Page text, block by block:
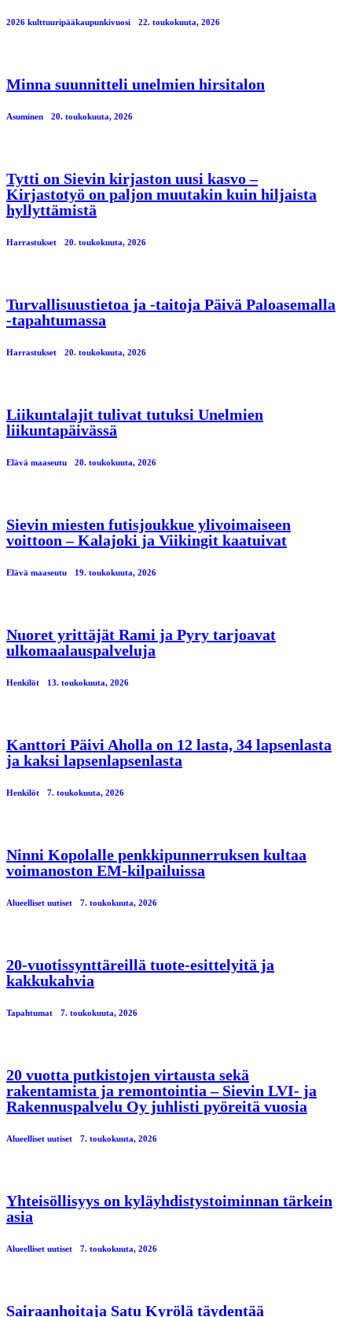
2026 kulttuuripääkaupunkivuosi 22. toukokuuta, 2026
Minna suunnitteli unelmien hirsitalon
Asuminen 20. toukokuuta, 2026
Tytti on Sievin kirjaston uusi kasvo –
Kirjastotyö on paljon muutakin kuin hiljaista
hyllyttämistä
Harrastukset 20. toukokuuta, 2026
Turvallisuustietoa ja -taitoja Päivä Paloasemalla
-tapahtumassa
Harrastukset 20. toukokuuta, 2026
Liikuntalajit tulivat tutuksi Unelmien
liikuntapäivässä
Elävä maaseutu 20. toukokuuta, 2026
Sievin miesten futisjoukkue ylivoimaiseen
voittoon – Kalajoki ja Viikingit kaatuivat
Elävä maaseutu 19. toukokuuta, 2026
Nuoret yrittäjät Rami ja Pyry tarjoavat
ulkomaalauspalveluja
Henkilöt 13. toukokuuta, 2026
Kanttori Päivi Aholla on 12 lasta, 34 lapsenlasta
ja kaksi lapsenlapsenlasta
Henkilöt 7. toukokuuta, 2026
Ninni Kopolalle penkkipunnerruksen kultaa
voimanoston EM-kilpailuissa
Alueelliset uutiset 7. toukokuuta, 2026
20-vuotissynttäreillä tuote-esittelyitä ja
kakkukahvia
Tapahtumat 7. toukokuuta, 2026
20 vuotta putkistojen virtausta sekä
rakentamista ja remontointia – Sievin LVI- ja
Rakennuspalvelu Oy juhlisti pyöreitä vuosia
Alueelliset uutiset 7. toukokuuta, 2026
Yhteisöllisyys on kyläyhdistystoiminnan tärkein
asia
Alueelliset uutiset 7. toukokuuta, 2026
Sairaanhoitaja Satu Kyrölä täydentää